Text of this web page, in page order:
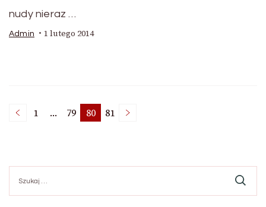
nudy nieraz …
Admin 1 lutego 2014
Stronicowanie
wpisów
Strona
1 … Strona
79 Strona
80 Strona
81